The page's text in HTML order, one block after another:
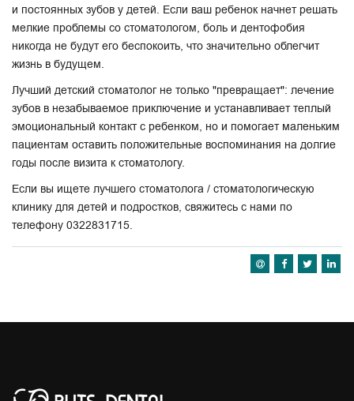
и постоянных зубов у детей. Если ваш ребенок начнет решать
мелкие проблемы со стоматологом, боль и дентофобия
никогда не будут его беспокоить, что значительно облегчит
жизнь в будущем.
Лучший детский стоматолог не только "превращает": лечение
зубов в незабываемое приключение и устанавливает теплый
эмоциональный контакт с ребенком, но и помогает маленьким
пациентам оставить положительные воспоминания на долгие
годы после визита к стоматологу.
Если вы ищете лучшего стоматолога / cтоматологическую
клинику для детей и подростков, свяжитесь с нами по
телефону 0322831715.